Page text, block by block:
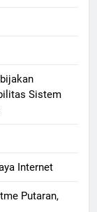
Sistem
Internet
Putaran,